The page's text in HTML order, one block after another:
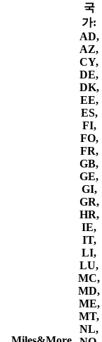
국
가:
AD,
AZ,
CY,
DE,
DK,
EE,
ES,
FI,
FO,
FR,
GB,
GE,
GI,
GR,
HR,
IE,
IT,
LI,
LU,
MC,
MD,
ME,
MT,
NL,